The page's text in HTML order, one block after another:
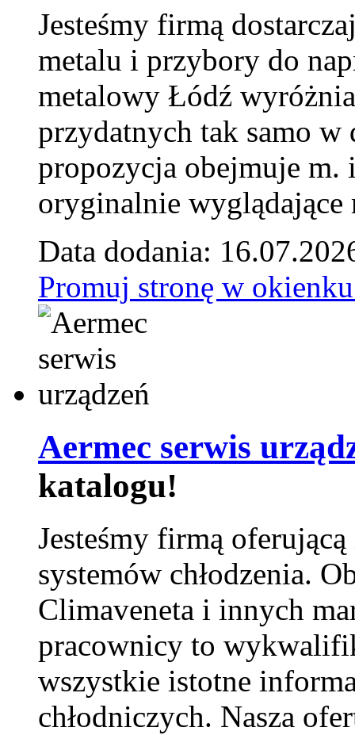
Jesteśmy firmą
metalu i przybory do
metalowy Łódź
przydatnych tak samo w
propozycja obejmuje m.
oryginalnie wyglądające
Data dodania:
Promuj stronę w
Aermec serwis
katalogu!
Jesteśmy firmą
systemów chłodzenia.
Climaveneta i innych
pracownicy to
wszystkie istotne
chłodniczych. Nasza